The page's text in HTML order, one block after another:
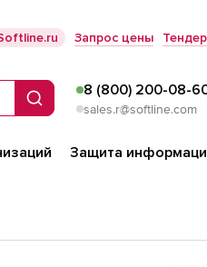
Запрос цены
Поиск
8 (800) 200-08-
sales.r@softline.com
Защита